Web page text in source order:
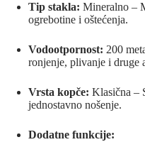
Tip stakla: Mineralno –
ogrebotine i oštećenja.
Vodootpornost: 200
ronjenje, plivanje i druge
Vrsta kopče: Klasična –
jednostavno nošenje.
Dodatne funkcije: